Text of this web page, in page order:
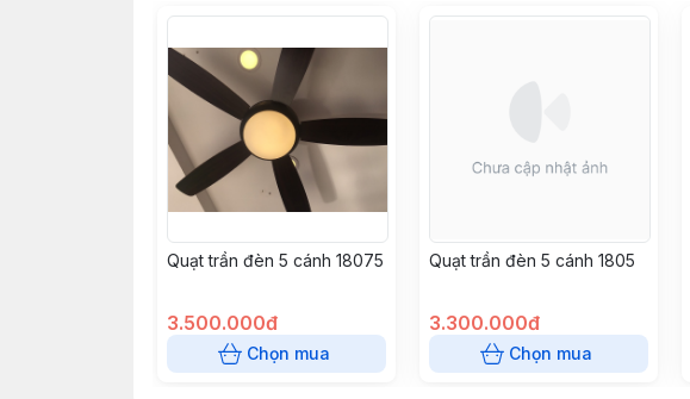
Quạt trần đèn 5 cánh 18075
3.500.000đ
Chọn mua
Quạt trần đèn 5 cánh 1805
3.300.000đ
Chọn mua